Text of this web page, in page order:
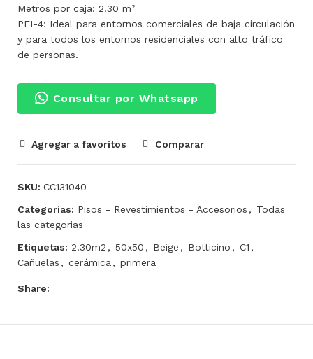
Metros por caja: 2.30 m²
PEI-4: Ideal para entornos comerciales de baja circulación
y para todos los entornos residenciales con alto tráfico
de personas.
Consultar por Whatsapp
Agregar a favoritos Comparar
SKU: CC131040
Categorías: Pisos - Revestimientos - Accesorios , Todas
las categorias
Etiquetas: 2.30m2 , 50x50 , Beige , Botticino , C1 ,
Cañuelas , cerámica, primera
Share: